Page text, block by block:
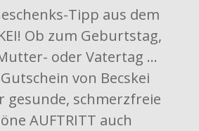
Tipp aus dem
Ob zum Geburtstag,
oder Vatertag …
von Becskei
gesunde, schmerzfreie
AUFTRITT auch